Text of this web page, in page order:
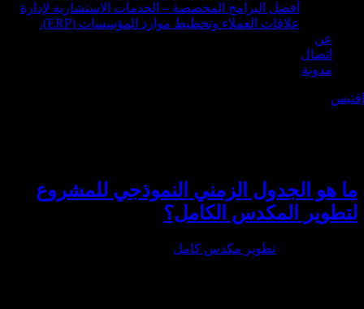
أفضل البرامج المخصصة – الخدمات الاستشارية لإدارة
علاقات العملاء وتخطيط موارد المؤسسات (ERP).
عن
اتصال
مدونة
ما هو الجدول الزمني النموذجي للمشروع
لتطوير المكدس الكامل؟
تطوير مكدس كامل|